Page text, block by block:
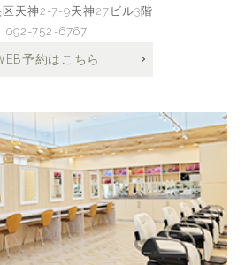
天神2-7-9天神27ビル3階
092-752-6767
予約はこちら